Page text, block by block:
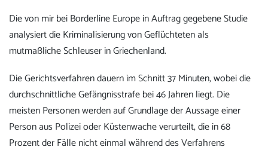
Die von mir bei Borderline Europe in Auftrag gegebene Studie
analysiert die Kriminalisierung von Geflüchteten als
mutmaßliche Schleuser in Griechenland.
Die Gerichtsverfahren dauern im Schnitt 37 Minuten, wobei die
durchschnittliche Gefängnisstrafe bei 46 Jahren liegt. Die
meisten Personen werden auf Grundlage der Aussage einer
Person aus Polizei oder Küstenwache verurteilt, die in 68
Prozent der Fälle nicht einmal während des Verfahrens